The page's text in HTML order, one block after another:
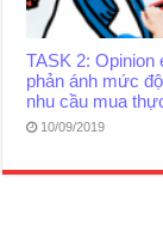
TASK 2: Opinion
phản ánh mức
nhu cầu mua
10/09/2019